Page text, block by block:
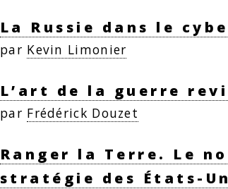
La Russie dans le
par Kevin Limonier
L’art de la guerre
par Frédérick Douzet
Ranger la Terre. Le
stratégie des États-